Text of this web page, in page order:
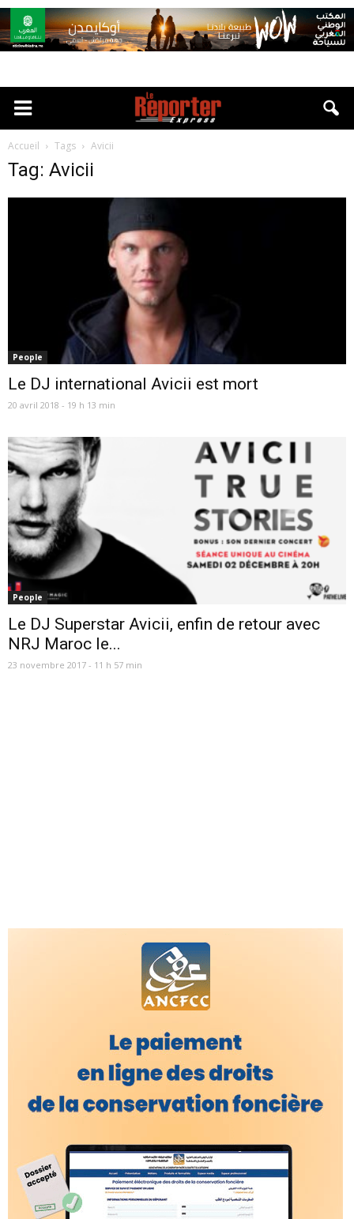
Accueil Tags Avicii
Tag: Avicii
People
Le DJ international Avicii est mort
20 avril 2018 - 19 h 13 min
People
Le DJ Superstar Avicii, enfin de retour avec
NRJ Maroc le...
23 novembre 2017 - 11 h 57 min